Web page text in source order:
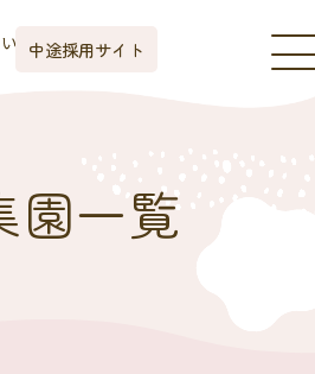
中途採用サイト
園一覧